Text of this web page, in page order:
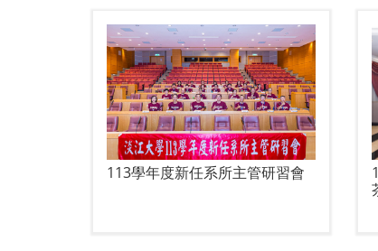
113學年度新任系所主管研習會